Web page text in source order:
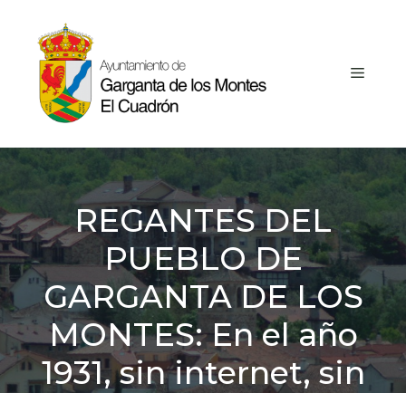
contenido
REGANTES DEL
PUEBLO DE
GARGANTA DE LOS
MONTES: En el año
1931, sin internet, sin